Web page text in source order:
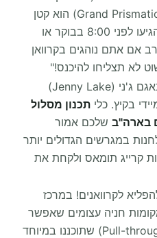
לתצפית של ה-Grand Prismatic) הוא קטן
ופרוע לשמצה. הגיעו לפני 8:00 בבוקר או
17:00 בערב אם אתם נוהגים בקרוואן
לא תצליחו להיכנס!"
"מגרש החניה באגם ג'ני (Jenny Lake)
בקיץ. כלי תכנון מסלול
בארה"ב שלכם אמור
במגרשים הגדולים יותר
קרייג תומאס ולקחת את
לקרוואנים! במרכז
חניה עצומים שאפשר
לנסוע דרכם (Pull-through) שתוכננו במיוחד